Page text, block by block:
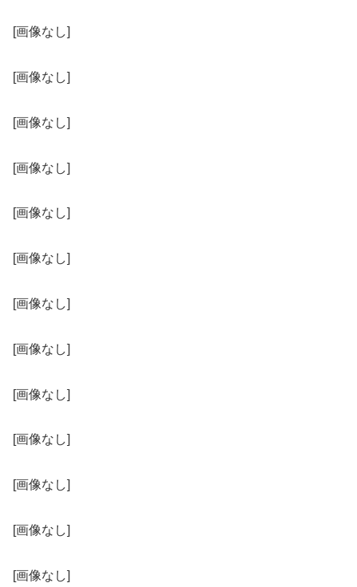
[画像なし]
[画像なし]
[画像なし]
[画像なし]
[画像なし]
[画像なし]
[画像なし]
[画像なし]
[画像なし]
[画像なし]
[画像なし]
[画像なし]
[画像なし]